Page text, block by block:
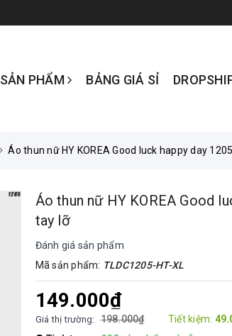
SẢN PHẨM BẢNG GIÁ SỈ
Áo thun nữ HY KOREA Good luck happy day
Áo thun nữ HY KOREA Good
tay lỡ
Đánh giá sản phẩm
Mã sản phẩm: TLDC1205-HT-XL
149.000₫
Giá thị trường: 198.000₫ Tiết kiệm: